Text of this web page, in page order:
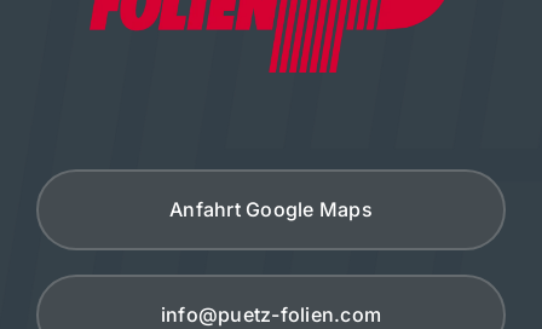
Anfahrt Google Maps
info@puetz-folien.com